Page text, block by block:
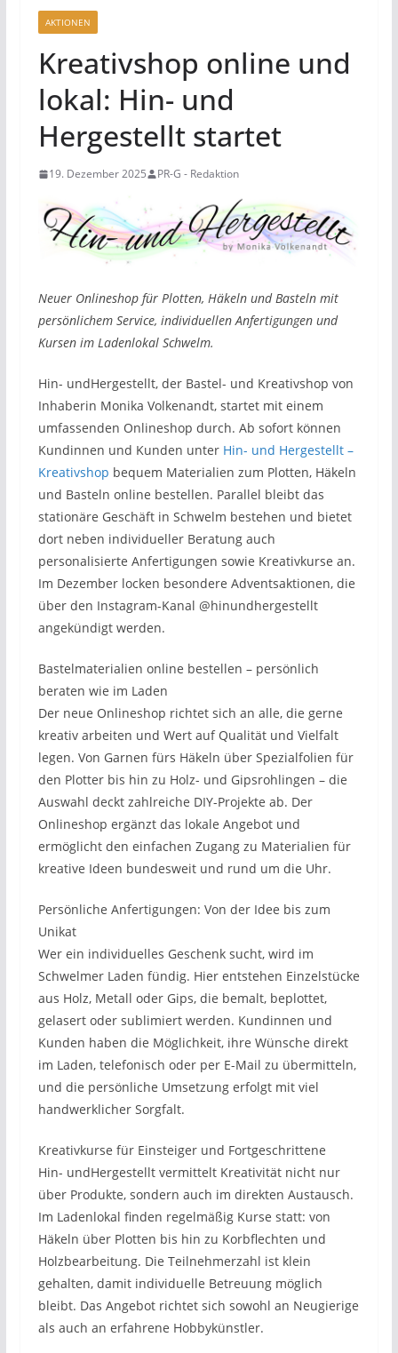
AKTIONEN
Kreativshop online und
lokal: Hin- und
Hergestellt startet
19. Dezember 2025 PR-G - Redaktion
Neuer Onlineshop für Plotten, Häkeln und Basteln mit
persönlichem Service, individuellen Anfertigungen und
Kursen im Ladenlokal Schwelm.
Hin- undHergestellt, der Bastel- und Kreativshop von
Inhaberin Monika Volkenandt, startet mit einem
umfassenden Onlineshop durch. Ab sofort können
Kundinnen und Kunden unter Hin- und Hergestellt –
Kreativshop bequem Materialien zum Plotten, Häkeln
und Basteln online bestellen. Parallel bleibt das
stationäre Geschäft in Schwelm bestehen und bietet
dort neben individueller Beratung auch
personalisierte Anfertigungen sowie Kreativkurse an.
Im Dezember locken besondere Adventsaktionen, die
über den Instagram-Kanal @hinundhergestellt
angekündigt werden.
Bastelmaterialien online bestellen – persönlich
beraten wie im Laden
Der neue Onlineshop richtet sich an alle, die gerne
kreativ arbeiten und Wert auf Qualität und Vielfalt
legen. Von Garnen fürs Häkeln über Spezialfolien für
den Plotter bis hin zu Holz- und Gipsrohlingen – die
Auswahl deckt zahlreiche DIY-Projekte ab. Der
Onlineshop ergänzt das lokale Angebot und
ermöglicht den einfachen Zugang zu Materialien für
kreative Ideen bundesweit und rund um die Uhr.
Persönliche Anfertigungen: Von der Idee bis zum
Unikat
Wer ein individuelles Geschenk sucht, wird im
Schwelmer Laden fündig. Hier entstehen Einzelstücke
aus Holz, Metall oder Gips, die bemalt, beplottet,
gelasert oder sublimiert werden. Kundinnen und
Kunden haben die Möglichkeit, ihre Wünsche direkt
im Laden, telefonisch oder per E-Mail zu übermitteln,
und die persönliche Umsetzung erfolgt mit viel
handwerklicher Sorgfalt.
Kreativkurse für Einsteiger und Fortgeschrittene
Hin- undHergestellt vermittelt Kreativität nicht nur
über Produkte, sondern auch im direkten Austausch.
Im Ladenlokal finden regelmäßig Kurse statt: von
Häkeln über Plotten bis hin zu Korbflechten und
Holzbearbeitung. Die Teilnehmerzahl ist klein
gehalten, damit individuelle Betreuung möglich
bleibt. Das Angebot richtet sich sowohl an Neugierige
als auch an erfahrene Hobbykünstler.